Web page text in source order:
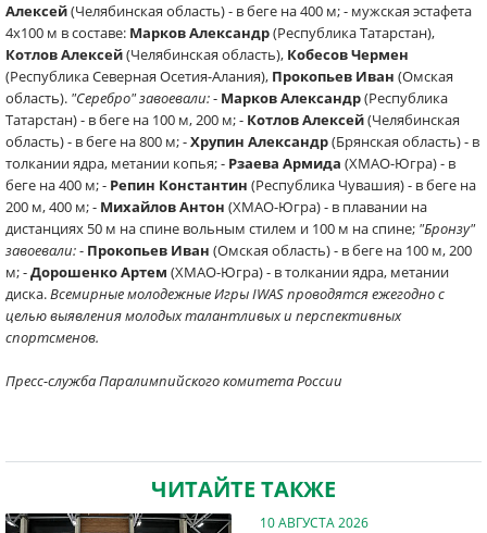
Алексей(Челябинская область) - в беге на 400 м; - мужская эстафета
4х100 м в составе: Марков Александр(Республика Татарстан),
Котлов Алексей(Челябинская область), Кобесов Чермен
(Республика Северная Осетия-Алания), Прокопьев Иван (Омская
область). "Серебро" завоевали:- Марков Александр(Республика
Татарстан) - в беге на 100 м, 200 м; - Котлов Алексей(Челябинская
область) - в беге на 800 м; -Хрупин Александр(Брянская область) - в
толкании ядра, метании копья; - Рзаева Армида (ХМАО-Югра) - в
беге на 400 м; - Репин Константин (Республика Чувашия) - в беге на
200 м, 400 м; - Михайлов Антон (ХМАО-Югра) - в плавании на
дистанциях 50 м на спине вольным стилем и 100 м на спине; "Бронзу"
завоевали:- Прокопьев Иван (Омская область) - в беге на 100 м, 200
м; -Дорошенко Артем (ХМАО-Югра) - в толкании ядра, метании
диска.Всемирные молодежные Игры IWAS проводятся ежегодно с
целью выявления молодых талантливых и перспективных
спортсменов.
Пресс-служба Паралимпийского комитета России
ЧИТАЙТЕ ТАКЖЕ
10 АВГУСТА 2026